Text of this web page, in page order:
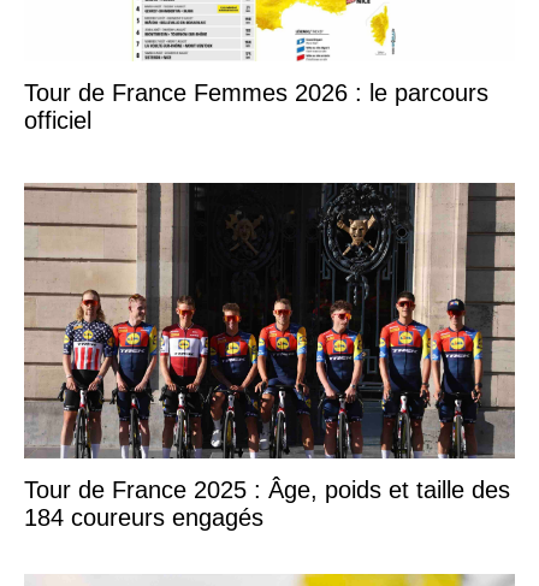
Tour de France Femmes 2026 : le parcours
officiel
Tour de France 2025 : Âge, poids et taille des
184 coureurs engagés